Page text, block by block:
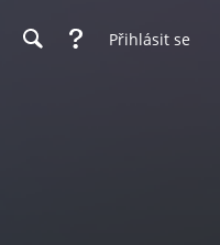
Přihlásit se